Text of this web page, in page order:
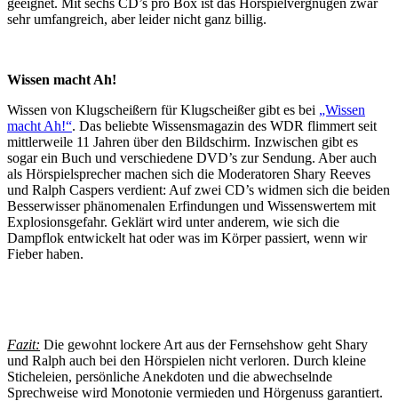
sehr umfangreich, aber leider nicht ganz billig.
Wissen macht Ah!
Wissen von Klugscheißern für Klugscheißer gibt es bei „Wissen
macht Ah!“. Das beliebte Wissensmagazin des WDR flimmert seit
mittlerweile 11 Jahren über den Bildschirm. Inzwischen gibt es
sogar ein Buch und verschiedene DVD’s zur Sendung. Aber auch
als Hörspielsprecher machen sich die Moderatoren Shary Reeves
und Ralph Caspers verdient: Auf zwei CD’s widmen sich die beiden
Besserwisser phänomenalen Erfindungen und Wissenswertem mit
Explosionsgefahr. Geklärt wird unter anderem, wie sich die
Dampflok entwickelt hat oder was im Körper passiert, wenn wir
Fieber haben.
Fazit: Die gewohnt lockere Art aus der Fernsehshow geht Shary
und Ralph auch bei den Hörspielen nicht verloren. Durch kleine
Sticheleien, persönliche Anekdoten und die abwechselnde
Sprechweise wird Monotonie vermieden und Hörgenuss garantiert.